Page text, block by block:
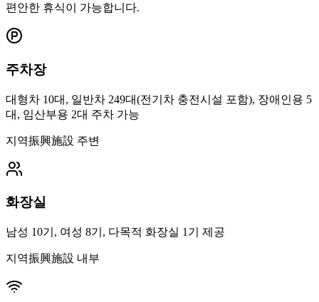
편안한 휴식이 가능합니다.
주차장
대형차 10대, 일반차 249대(전기차 충전시설 포함), 장애인용 5
대, 임산부용 2대 주차 가능
지역振興施設 주변
화장실
남성 10기, 여성 8기, 다목적 화장실 1기 제공
지역振興施設 내부